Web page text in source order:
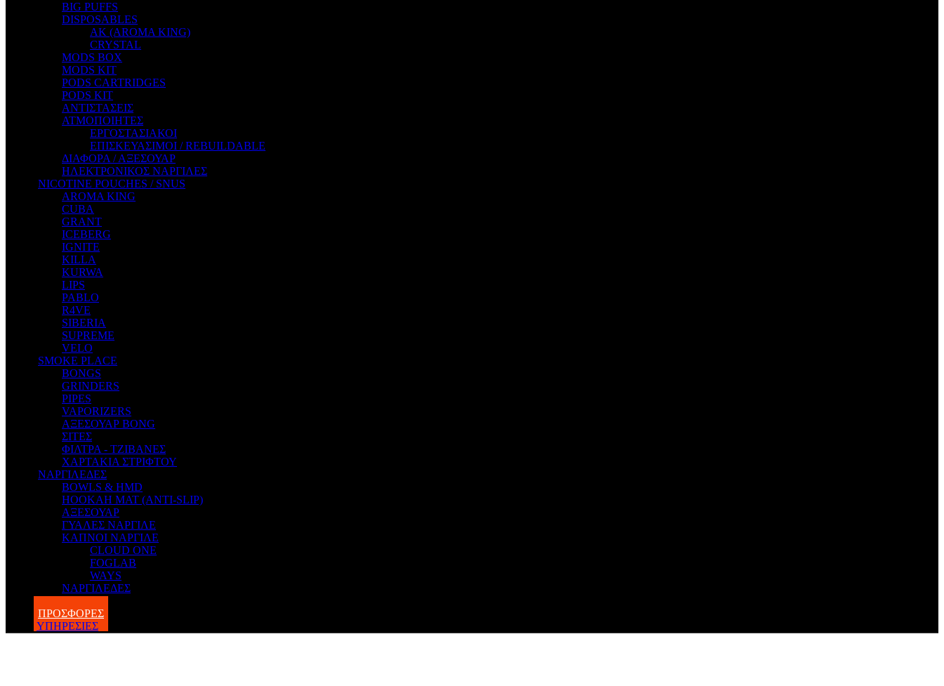
OPMH PROJECT
S-ELF JUICE
SADBOY
SCANDAL
SECRET FOREST
STEAM CITY LIQUIDS
STEAM TRAIN
STEAMPUNK
TALES
TATTOO
THE ALCHEMIST
THE SMOKER'S CLUB
TIKI MAHU
TWIST
VAPE NOVA
VGOD
WILD ZOO
YETI
ZEUS JUICE
BIG PUFFS
DISPOSABLES
AK (AROMA KING)
CRYSTAL
MODS BOX
MODS KIT
PODS CARTRIDGES
PODS KIT
ΑΝΤΙΣΤΑΣΕΙΣ
ΑΤΜΟΠΟΙΗΤΕΣ
ΕΡΓΟΣΤΑΣΙΑΚΟΙ
ΕΠΙΣΚΕΥΑΣΙΜΟΙ / REBUILDABLE
ΔΙΑΦΟΡΑ / ΑΞΕΣΟΥΑΡ
ΗΛΕΚΤΡΟΝΙΚΟΣ ΝΑΡΓΙΛΕΣ
NICOTINE POUCHES / SNUS
AROMA KING
CUBA
GRANT
ICEBERG
IGNITE
KILLA
KURWA
LIPS
PABLO
R4VE
SIBERIA
SUPREME
VELO
SMOKE PLACE
BONGS
GRINDERS
PIPES
VAPORIZERS
ΑΞΕΣΟΥΑΡ BONG
ΣΙΤΕΣ
ΦΙΛΤΡΑ - ΤΖΙΒΑΝΕΣ
ΧΑΡΤΑΚΙΑ ΣΤΡΙΦΤΟΥ
ΝΑΡΓΙΛΕΔΕΣ
BOWLS & HMD
HOOKAH MAT (ANTI-SLIP)
ΑΞΕΣΟΥΑΡ
ΓΥΑΛΕΣ ΝΑΡΓΙΛΕ
ΚΑΠΝΟΙ ΝΑΡΓΙΛΕ
CLOUD ONE
FOGLAB
WAYS
ΝΑΡΓΙΛΕΔΕΣ
ΠΡΟΣΦΟΡΕΣ
ΥΠΗΡΕΣΙΕΣ